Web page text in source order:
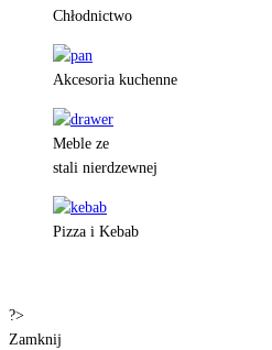
Chłodnictwo
Akcesoria kuchenne
Meble ze
stali nierdzewnej
Pizza i Kebab
?>
Zamknij